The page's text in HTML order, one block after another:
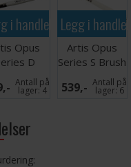
i handlekurven
Opus
D
M+
Antall på
lager:4
Legg i
Artis Opus
Series S Brush
5
539,- Antall på
lager:6